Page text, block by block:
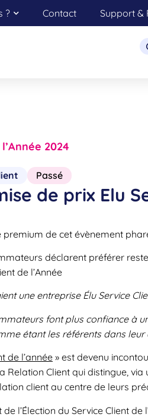
? Contact Support &
2024
Passé
de prix Elu
de cet évènement
déclarent préférer
de l’Année
une entreprise Élu Service
font plus confiance à
étant les référents dans leur
de l’année» est devenu
Relation Client qui distingue,
client au centre de leurs
l’Élection du Service Client